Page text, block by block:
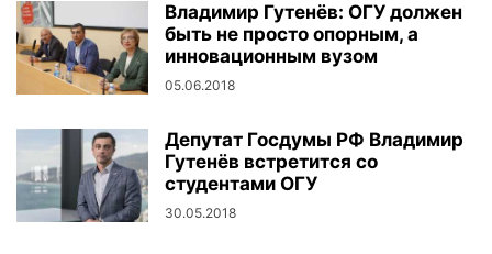
Владимир Гутенёв: ОГУ должен
быть не просто опорным, а
инновационным вузом
05.06.2018
Депутат Госдумы РФ Владимир
Гутенёв встретится со
студентами ОГУ
30.05.2018